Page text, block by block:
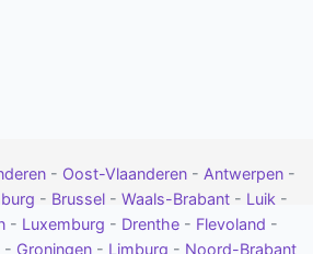
- Oost-Vlaanderen - Antwerpen -
- Brussel - Waals-Brabant - Luik -
- Luxemburg - Drenthe - Flevoland -
- Groningen - Limburg - Noord-Brabant